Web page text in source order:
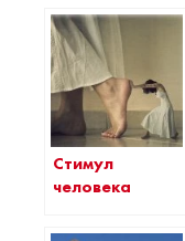
Стимул
человека